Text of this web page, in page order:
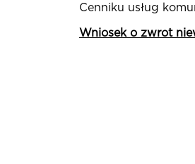
Cenniku usług
Wniosek o zwrot